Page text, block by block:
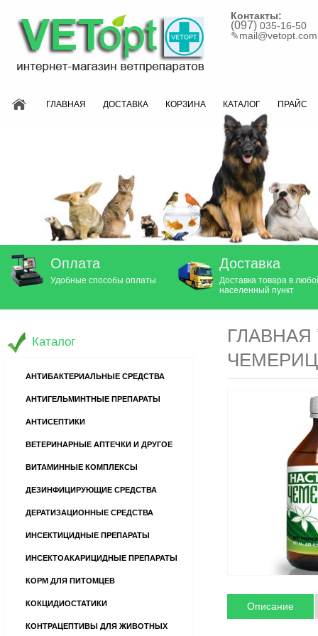
Контакты:
(097) 035-16-50
✎mail@vetopt.com
ГЛАВНАЯ ДОСТАВКА КОРЗИНА КАТАЛОГ ПРАЙС
Оплата
Удобные способы оплаты
Доставка
Доставка товара в
населенный пункт
ГЛАВНАЯ
Описание
Каталог
АНТИБАКТЕРИАЛЬНЫЕ СРЕДСТВА
АНТИГЕЛЬМИНТНЫЕ ПРЕПАРАТЫ
АНТИСЕПТИКИ
ВЕТЕРИНАРНЫЕ АПТЕЧКИ И ДРУГОЕ
ВИТАМИННЫЕ КОМПЛЕКСЫ
ДЕЗИНФИЦИРУЮЩИЕ СРЕДСТВА
ДЕРАТИЗАЦИОННЫЕ СРЕДСТВА
ИНСЕКТИЦИДНЫЕ ПРЕПАРАТЫ
ИНСЕКТОАКАРИЦИДНЫЕ ПРЕПАРАТЫ
КОРМ ДЛЯ ПИТОМЦЕВ
КОКЦИДИОСТАТИКИ
КОНТРАЦЕПТИВЫ ДЛЯ ЖИВОТНЫХ